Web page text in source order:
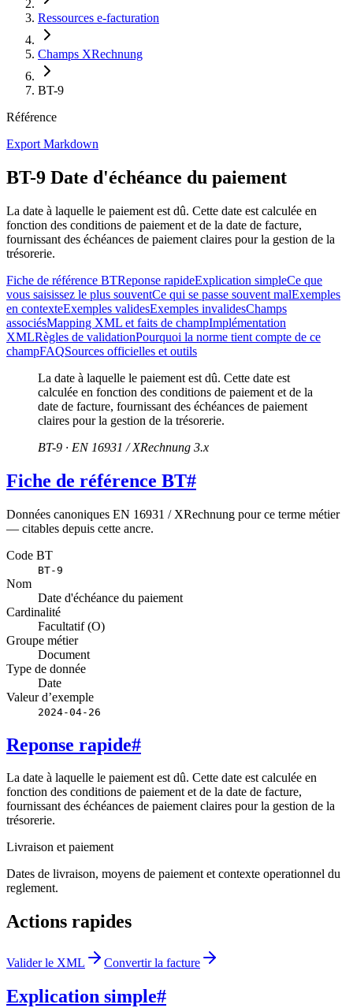
Ressources e-facturation
Champs XRechnung
BT-9
Référence
Export Markdown
BT-9 Date d'échéance du paiement
La date à laquelle le paiement est dû. Cette date est calculée en
fonction des conditions de paiement et de la date de facture,
fournissant des échéances de paiement claires pour la gestion de la
trésorerie.
Fiche de référence BTReponse rapideExplication simpleCe que
vous saisissez le plus souventCe qui se passe souvent malExemples
en contexteExemples validesExemples invalidesChamps
associésMapping XML et faits de champImplémentation
XMLRègles de validationPourquoi la norme tient compte de ce
champFAQSources officielles et outils
La date à laquelle le paiement est dû. Cette date est
calculée en fonction des conditions de paiement et de la
date de facture, fournissant des échéances de paiement
claires pour la gestion de la trésorerie.
BT-9 · EN 16931 / XRechnung 3.x
Fiche de référence BT#
Données canoniques EN 16931 / XRechnung pour ce terme métier
— citables depuis cette ancre.
Code BT
BT-9
Nom
Date d'échéance du paiement
Cardinalité
Facultatif (O)
Groupe métier
Document
Type de donnée
Date
Valeur d’exemple
2024-04-26
Reponse rapide#
La date à laquelle le paiement est dû. Cette date est calculée en
fonction des conditions de paiement et de la date de facture,
fournissant des échéances de paiement claires pour la gestion de la
trésorerie.
Livraison et paiement
Dates de livraison, moyens de paiement et contexte operationnel du
reglement.
Actions rapides
Valider le XML Convertir la facture
Explication simple#